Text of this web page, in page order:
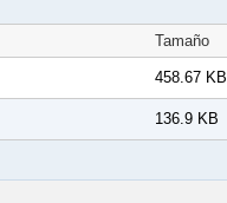
Tamaño
458.67 KB
136.9 KB